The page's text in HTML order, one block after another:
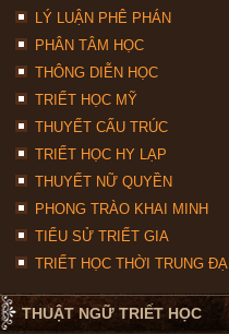
LÝ LUẬN PHÊ PHÁN
PHÂN TÂM HỌC
THÔNG DIỄN HỌC
TRIẾT HỌC MỸ
THUYẾT CẤU TRÚC
TRIẾT HỌC HY LẠP
THUYẾT NỮ QUYỀN
PHONG TRÀO KHAI MINH
TIỂU SỬ TRIẾT GIA
TRIẾT HỌC THỜI TRUNG ĐẠI
THUẬT NGỮ TRIẾT HỌC